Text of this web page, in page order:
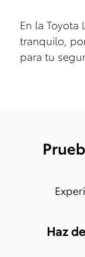
En la Toyota
tranquilo,
para tu
Haz